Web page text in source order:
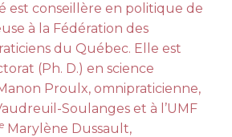
est conseillère en politique de
à la Fédération des
du Québec. Elle est
(Ph. D.) en science
Proulx, omnipraticienne,
Soulanges et à l’UMF
Marylène Dussault,